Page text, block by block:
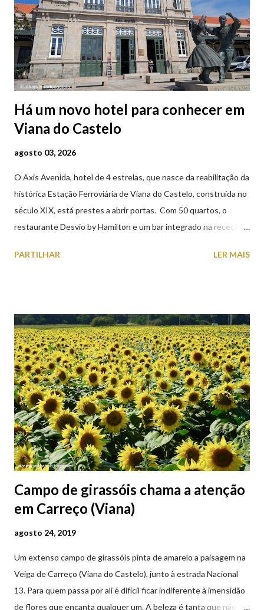
Há um novo hotel para conhecer em
Viana do Castelo
agosto 03, 2026
O Axis Avenida, hotel de 4 estrelas, que nasce da reabilitação da
histórica Estação Ferroviária de Viana do Castelo, construída no
século XIX, está prestes a abrir portas. Com 50 quartos, o
restaurante Desvio by Hamilton e um bar integrado na receção,
peças históricas cedidas pela IP Património que homenageiam a
PARTILHAR LER MAIS
Campo de girassóis chama a atenção
em Carreço (Viana)
agosto 24, 2019
Um extenso campo de girassóis pinta de amarelo a paisagem na
Veiga de Carreço (Viana do Castelo), junto à estrada Nacional
13. Para quem passa por ali é difícil ficar indiferente à imensidão
de flores que encanta qualquer um. A beleza é tanta que não